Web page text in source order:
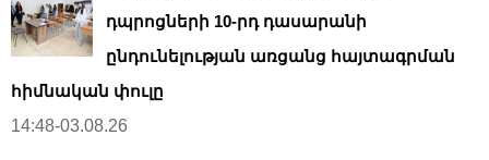
դպրոցների 10-րդ դասարանի
ընդունելության առցանց հայտագրման
հիմնական փուլը
14:48-03.08.26